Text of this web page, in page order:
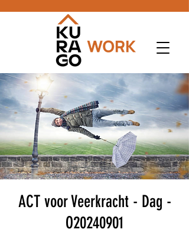
ACT voor Veerkracht - Dag -
O20240901